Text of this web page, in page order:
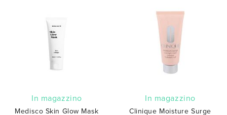
In magazzino
Medisco Skin Glow Mask
In magazzino
Clinique Moisture Surge